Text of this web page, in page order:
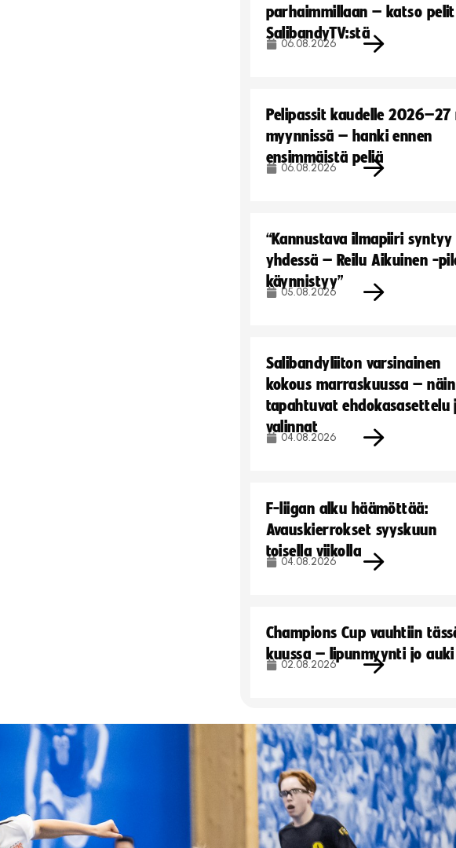
parhaimmillaan – katso pelit
SalibandyTV:stä
06.08.2026
Pelipassit kaudelle
myynnissä – hanki ennen
ensimmäistä peliä
06.08.2026
“Kannustava ilmapiiri syntyy
yhdessä – Reilu Aikuinen -
käynnistyy”
05.08.2026
Salibandyliiton varsinainen
kokous marraskuussa – näin
tapahtuvat ehdokasasettelu
valinnat
04.08.2026
F-liigan alku häämöttää:
Avauskierrokset syyskuun
toisella viikolla
04.08.2026
Champions Cup vauhtiin
kuussa – lipunmyynti jo auki
02.08.2026